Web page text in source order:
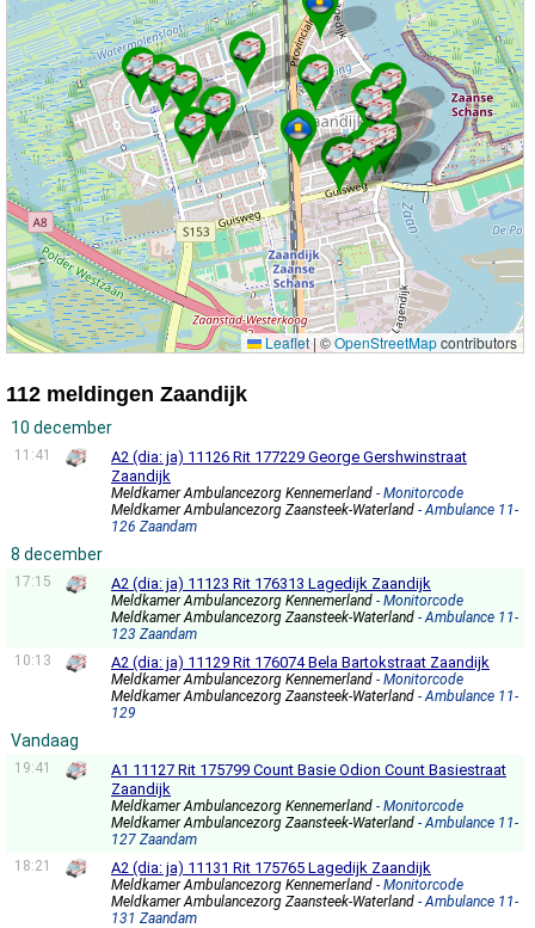
Leaflet|©OpenStreetMapcontributors
112 meldingen Zaandijk
10 december
11:41
A2 (dia: ja) 11126 Rit 177229 George Gershwinstraat
Zaandijk
Meldkamer Ambulancezorg Kennemerland - Monitorcode
Meldkamer Ambulancezorg Zaansteek-Waterland - Ambulance 11-
126 Zaandam
8 december
17:15 A2 (dia: ja) 11123 Rit 176313 Lagedijk Zaandijk
Meldkamer Ambulancezorg Kennemerland - Monitorcode
Meldkamer Ambulancezorg Zaansteek-Waterland - Ambulance 11-
123 Zaandam
10:13
A2 (dia: ja) 11129 Rit 176074 Bela Bartokstraat Zaandijk
Meldkamer Ambulancezorg Kennemerland - Monitorcode
Meldkamer Ambulancezorg Zaansteek-Waterland - Ambulance 11-
129
Vandaag
19:41
A1 11127 Rit 175799 Count Basie Odion Count Basiestraat
Zaandijk
Meldkamer Ambulancezorg Kennemerland - Monitorcode
Meldkamer Ambulancezorg Zaansteek-Waterland - Ambulance 11-
127 Zaandam
18:21
A2 (dia: ja) 11131 Rit 175765 Lagedijk Zaandijk
Meldkamer Ambulancezorg Kennemerland - Monitorcode
Meldkamer Ambulancezorg Zaansteek-Waterland - Ambulance 11-
131 Zaandam